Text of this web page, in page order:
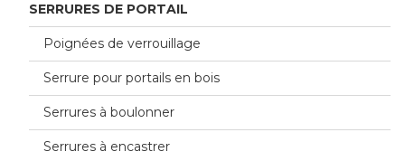
SERRURES DE PORTAIL
Poignées de verrouillage
Serrure pour portails en bois
Serrures à boulonner
Serrures à encastrer